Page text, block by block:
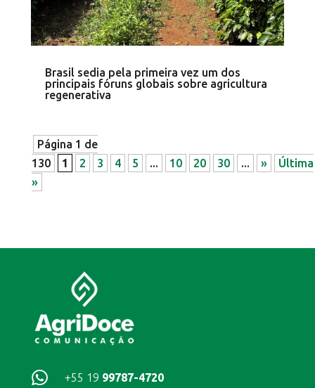
Brasil sedia pela primeira vez um dos
principais fóruns globais sobre agricultura
regenerativa
Página 1 de
130
1 2 3 4 5 ... 10 20 30 ... »
Última
»
 +55 19 99787-4720